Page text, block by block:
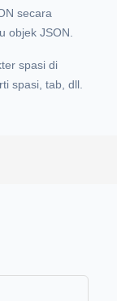
secara
objek JSON.
spasi di
spasi, tab, dll.